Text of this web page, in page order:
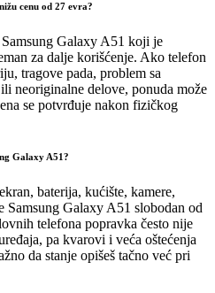
cenu od 27 evra?
Galaxy A51 koji je
za dalje korišćenje. Ako telefon
tragove pada, problem sa
neoriginalne delove, ponuda može
se potvrđuje nakon fizičkog
Galaxy A51?
baterija, kućište, kamere,
Samsung Galaxy A51 slobodan od
telefona popravka često nije
pa kvarovi i veća oštećenja
da stanje opišeš tačno već pri